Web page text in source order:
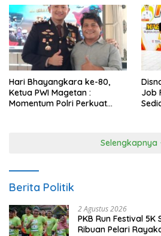
Hari Bhayangkara ke-80,
Ketua PWI Magetan :
Momentum Polri Perkuat
Job
Selengkapnya
Berita Politik
2 Agustus 2026
PKB Run Festival
Ribuan Pelari